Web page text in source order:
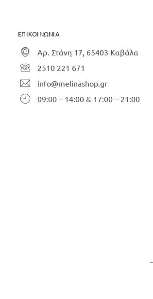
ΕΠΙΚΟΙΝΩΝΙΑ
Αρ. Στάνη 17, 65403 Καβάλα
2510 221 671
info@melinashop.gr
09:00 – 14:00 & 17:00 – 21:00